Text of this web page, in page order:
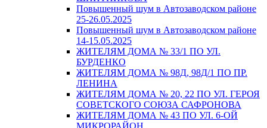
Повышенный шум в Автозаводском районе
25-26.05.2025
Повышенный шум в Автозаводском районе
14-15.05.2025
ЖИТЕЛЯМ ДОМА № 33/1 ПО УЛ.
БУРДЕНКО
ЖИТЕЛЯМ ДОМА № 98Д, 98Д/1 ПО ПР.
ЛЕНИНА
ЖИТЕЛЯМ ДОМА № 20, 22 ПО УЛ. ГЕРОЯ
СОВЕТСКОГО СОЮЗА САФРОНОВА
ЖИТЕЛЯМ ДОМА № 43 ПО УЛ. 6-ОЙ